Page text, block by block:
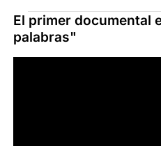
El primer documental
palabras"